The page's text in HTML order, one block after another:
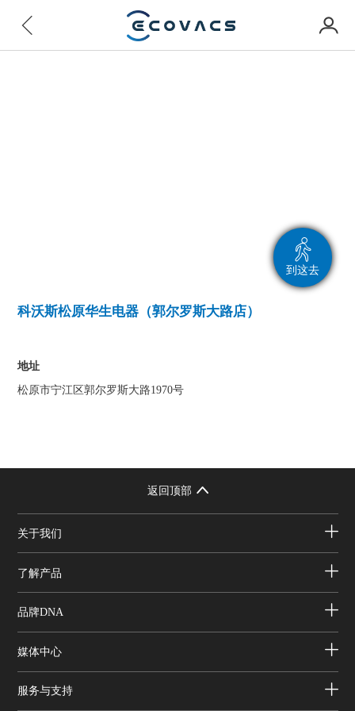
到这去
科沃斯松原华生电器（郭尔罗斯大路店）
地址
松原市宁江区郭尔罗斯大路1970号
返回顶部
关于我们
了解产品
品牌DNA
媒体中心
服务与支持